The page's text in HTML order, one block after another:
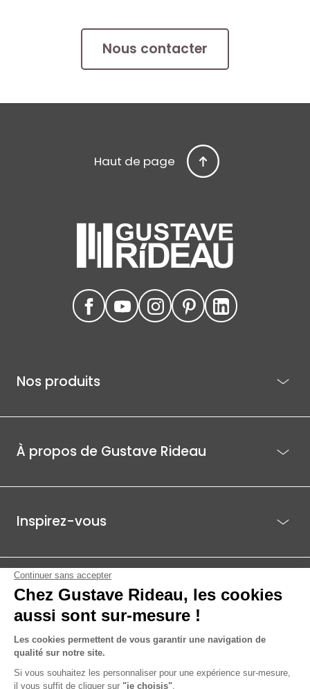
Nous contacter
Haut de page
Nos produits
À propos de Gustave Rideau
Inspirez-vous
Je suis déjà client
Gustave Rideau pour les pros